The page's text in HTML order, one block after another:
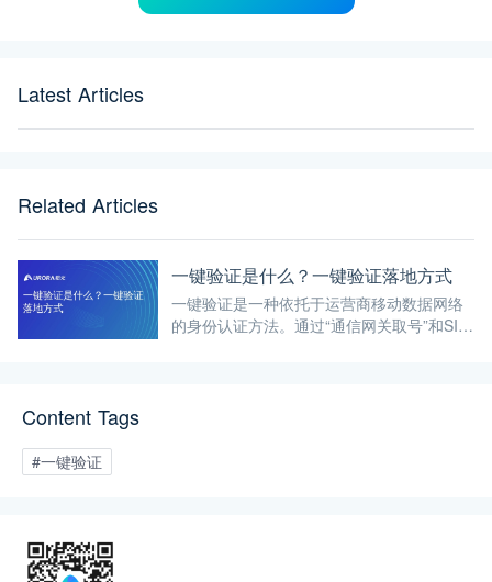
Latest Articles
Related Articles
一键验证是什么？一键验证落地方式
一键验证是一种依托于运营商移动数据网络
的身份认证方法。通过“通信网关取号”和SIM
Content Tags
#一键验证